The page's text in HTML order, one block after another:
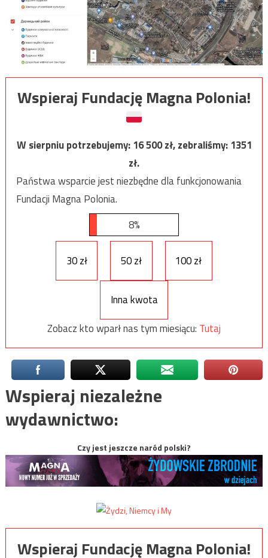
Wspieraj Fundację Magna Polonia!
W sierpniu potrzebujemy:16 500zł, zebraliśmy:1351
zł.
Państwa wsparcie jest niezbędne dla funkcjonowania
Fundacji Magna Polonia.
8%
30 zł 50 zł 100 zł
Inna kwota
Zobacz kto wparł nas tym miesiącu: Tutaj
Wspieraj niezależne
wydawnictwo:
Czy jest jeszcze naród polski?
Wspieraj Fundację Magna Polonia!